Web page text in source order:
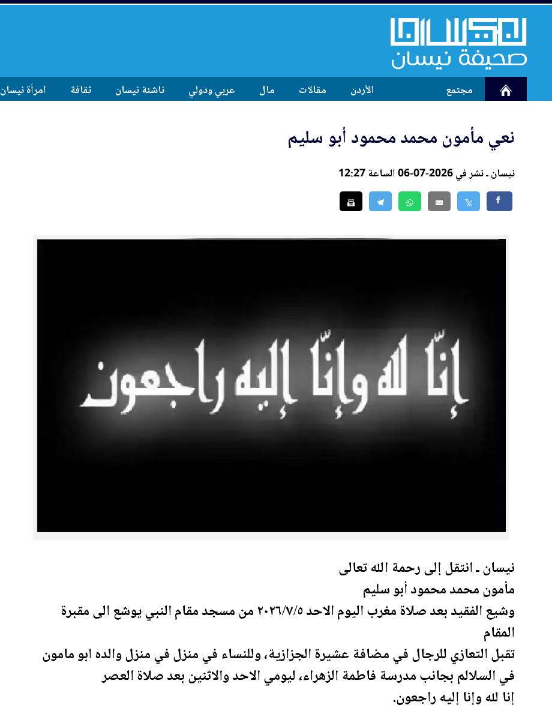
مجتمع الأردن مقالات مال عربي ودولي ناشئة نيسان ثقافة امرأة نيسان
نعيمأمون محمد محمود أبو سليم
نيسان ـ نشر في 2026-07-06 الساعة 12:27
نيسان ـ انتقل إلىرحمةالله تعالى
مأمون محمد محمود أبو سليم
وشيع الفقيد بعد صلاة مغرب اليوم الاحد ٢٠٢٦/٧/٥ من مسجد مقام النبي يوشع الى مقبرة
المقام
تقبلالتعازي للرجال في مضافة عشيرة الجزازية، وللنساء في منزل في منزل والده ابو مامون
في السلالم بجانب مدرسة فاطمة الزهراء، ليومي الاحد والاثنين بعد صلاة العصر
إنا لله وإنا إليه راجعون.